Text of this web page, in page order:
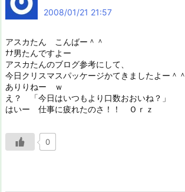
2008/01/21 21:57
アスカたん こんばー＾＾
ﾅﾅ男たんですよー
アスカたんのブログ参考にして、
今日クリスマスパッケージかてきましたよー＾＾
ありりねー ｗ
え？ 「今日はいつもより口数おおいね？」
はいー 仕事に疲れたのさ！！ Ｏｒｚ
0